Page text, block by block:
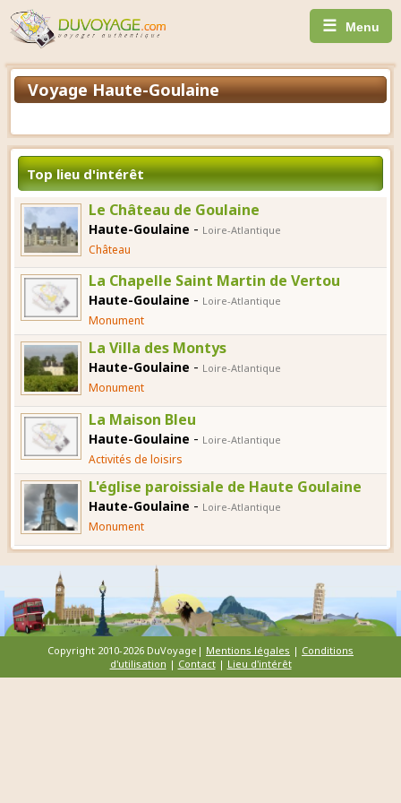
☰ Menu
Voyage Haute-Goulaine
Top lieu d'intérêt
Le Château de Goulaine
Haute-Goulaine - Loire-Atlantique
Château
La Chapelle Saint Martin de Vertou
Haute-Goulaine - Loire-Atlantique
Monument
La Villa des Montys
Haute-Goulaine - Loire-Atlantique
Monument
La Maison Bleu
Haute-Goulaine - Loire-Atlantique
Activités de loisirs
L'église paroissiale de Haute Goulaine
Haute-Goulaine - Loire-Atlantique
Monument
Copyright 2010-2026 DuVoyage| Mentions légales | Conditions
d'utilisation | Contact| Lieu d'intérêt